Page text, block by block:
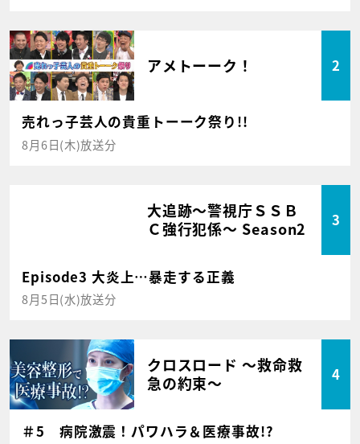
アメトーーク！ 2
売れっ子芸人の貴重トーーク祭り!!
8月6日(木)放送分
大追跡～警視庁ＳＳＢ
Ｃ強行犯係～ Season2
3
Episode3 大炎上…暴走する正義
8月5日(水)放送分
クロスロード ～救命救
急の約束～
4
＃5 病院激震！パワハラ＆医療事故!?